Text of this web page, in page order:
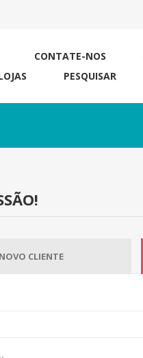
CONTATE-NOS
PESQUISAR
NOVO CLIENTE